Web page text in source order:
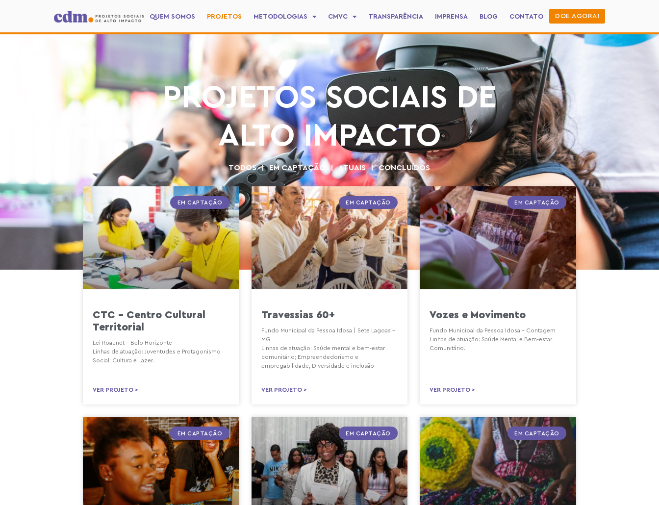
QUEM SOMOS PROJETOS METODOLOGIAS CMVC TRANSPARÊNCIA IMPRENSA BLOG CONTATO DOE AGORA!
PROJETOS SOCIAIS DE
ALTO IMPACTO
TODOS EM CAPTAÇÃO ATUAIS CONCLUÍDOS
EM CAPTAÇÃO
CTC – Centro Cultural
Territorial
Lei Roaunet – Belo Horizonte
Linhas de atuação: Juventudes e Protagonismo
Social; Cultura e Lazer.
VER PROJETO >
EM CAPTAÇÃO
Travessias 60+
Fundo Municipal da Pessoa Idosa | Sete Lagoas –
MG
Linhas de atuação: Saúde mental e bem-estar
comunitário; Empreendedorismo e
empregabilidade, Diversidade e inclusão
VER PROJETO >
EM CAPTAÇÃO
Vozes e Movimento
Fundo Municipal da Pessoa Idosa – Contagem
Linhas de atuação: Saúde Mental e Bem-estar
Comunitário.
VER PROJETO >
EM CAPTAÇÃO EM CAPTAÇÃO EM CAPTAÇÃO